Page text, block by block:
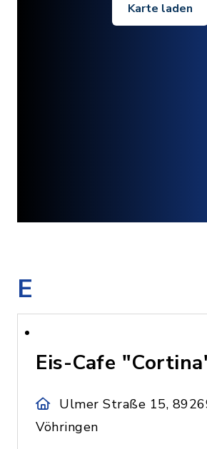
Karte laden
E
Eis-Cafe
Ulmer Straße 15,
Vöhringen